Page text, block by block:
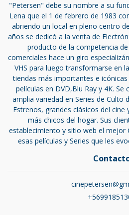
"Petersen" debe su nombre a su
Lena que el 1 de febrero de 1983
abriendo un local en pleno centro
años se dedicó a la venta de
producto de la competencia
comerciales hace un giro
VHS para luego transformarse en
tiendas más importantes e
películas en DVD,Blu Ray y 4K.
amplia variedad en Series de Culto
Estrenos, grandes clásicos del
más chicos del hogar. Sus
establecimiento y sitio web el mejor
esas películas y Series que les